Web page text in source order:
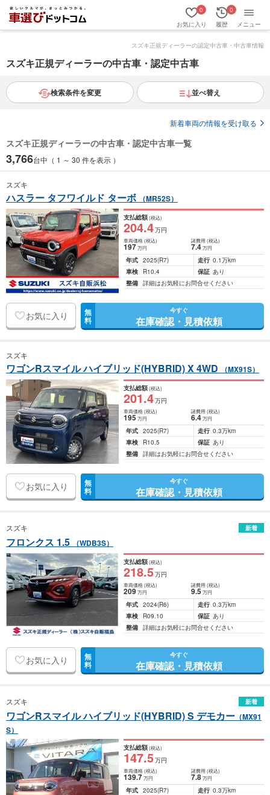
お気に入り
0
履歴
0
メニュー
スズキ正規ディーラーの認定中古車・中古車情報
スズキ正規ディーラーの中古車・認定中古車
検索条件を変更 並べ替え
新着車両の情報を受け取る
スズキ正規ディーラーの中古車・認定中古車一覧
3,766台中（ 1 ～ 30 件を表示 ）
スズキ
ハスラー タフワイルド ターボ （MR52S）
支払総額(税込)
204.4万円
車両価格(税込)
197万円
諸費用 (税込)
7.4 万円
年式 2025(R7) 走行 0.1万km
車検
R10.4 保証 あり
整備 詳細はお気軽にお問合せください
お気に入り 無
料
今すぐ
在庫確認・見積依頼
スズキ
ワゴンRスマイル ハイブリッド(HYBRID) X 4WD （MX91S）
支払総額(税込)
201.4万円
車両価格(税込)
195万円
諸費用 (税込)
6.4 万円
年式 2025(R7) 走行 0.3万km
車検
R10.5 保証 あり
整備 詳細はお気軽にお問合せください
お気に入り 無
料
今すぐ
在庫確認・見積依頼
スズキ 新着
フロンクス 1.5 （WDB3S）
支払総額(税込)
218.5万円
車両価格(税込)
209万円
諸費用 (税込)
9.5 万円
年式 2024(R6) 走行 0.3万km
車検
R09.10 保証 あり
整備 詳細はお気軽にお問合せください
お気に入り 無
料
今すぐ
在庫確認・見積依頼
スズキ 新着
ワゴンRスマイル ハイブリッド(HYBRID) S デモカー （MX91
S）
支払総額(税込)
147.5万円
車両価格(税込)
139.7万円
諸費用 (税込)
7.8 万円
年式 2025(R7) 走行 0.3万km